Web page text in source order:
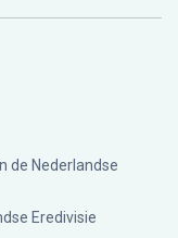
de Nederlandse
Eredivisie